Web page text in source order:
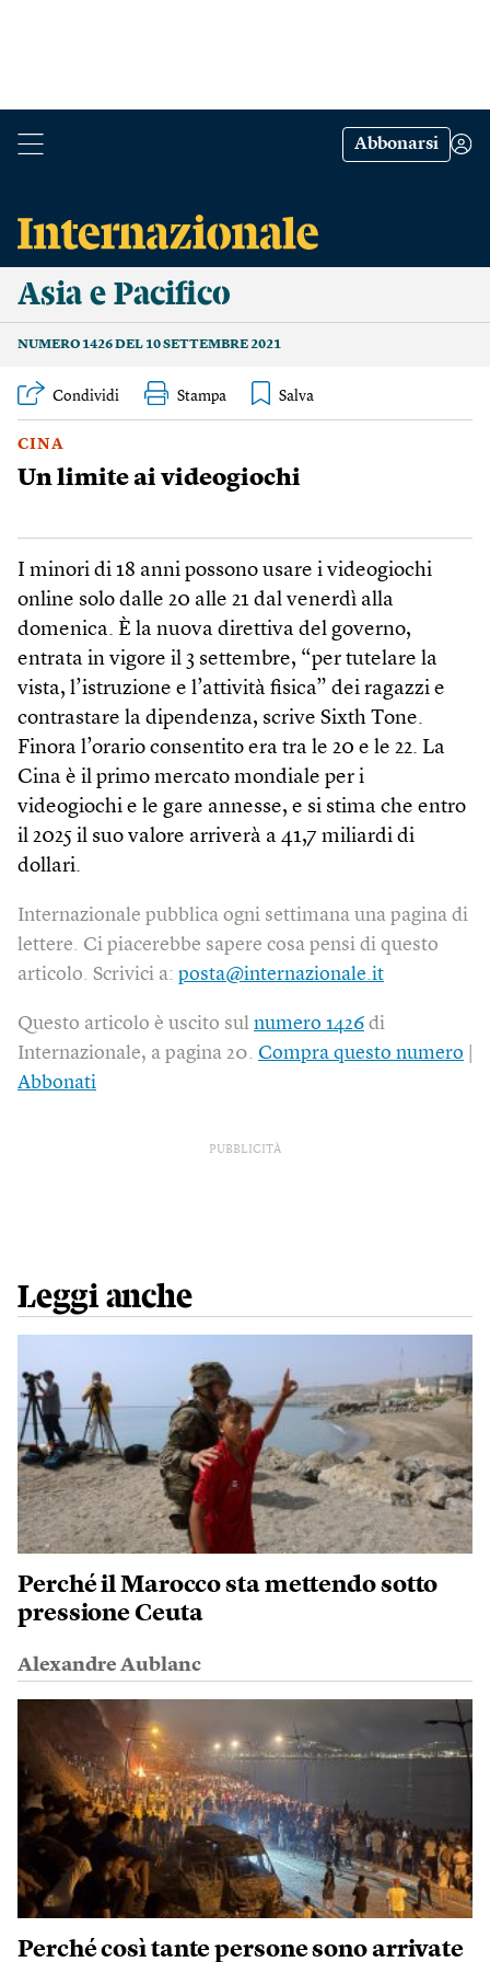
Abbonarsi
Asia e Pacifico
NUMERO 1426 DEL 10 SETTEMBRE 2021
Condividi Stampa
CINA
Un limite ai videogiochi
I minori di 18 anni possono usare i videogiochi
online solo dalle 20 alle 21 dal venerdì alla
domenica. È la nuova direttiva del governo,
entrata in vigore il 3 settembre, “per tutelare la
vista, l’istruzione e l’attività fisica” dei ragazzi e
contrastare la dipendenza, scrive Sixth Tone.
Finora l’orario consentito era tra le 20 e le 22. La
Cina è il primo mercato mondiale per i
videogiochi e le gare annesse, e si stima che entro
il 2025 il suo valore arriverà a 41,7 miliardi di
dollari.
Internazionale pubblica ogni settimana una pagina di
lettere. Ci piacerebbe sapere cosa pensi di questo
articolo. Scrivici a: posta@internazionale.it
Questo articolo è uscito sul numero 1426 di
Internazionale, a pagina 20. Compra questo numero
Abbonati
PUBBLICITÀ
Leggi anche
Perché il Marocco sta mettendo sotto
pressione Ceuta
Alexandre Aublanc
Perché così tante persone sono arrivate